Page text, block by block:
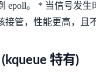
epoll。 * 当信号发生
管，性能更高，且
特有)